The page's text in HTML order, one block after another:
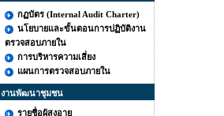
กฏบัตร (Internal Audit Charter)
นโยบายและขั้นตอนการปฏิบัติงาน
ตรวจสอบภายใน
การบริหารความเสี่ยง
แผนการตรวจสอบภายใน
งานพัฒนาชุมชน
รายชื่อผู้สูงอายุ